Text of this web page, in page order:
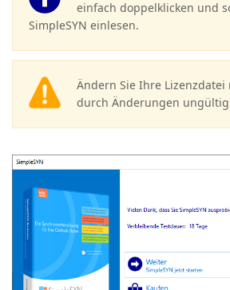
einfach doppelklicken und
SimpleSYN einlesen.
Ändern Sie Ihre
durch Änderungen